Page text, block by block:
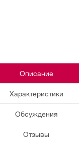
Описание
Характеристики
Обсуждения
Отзывы